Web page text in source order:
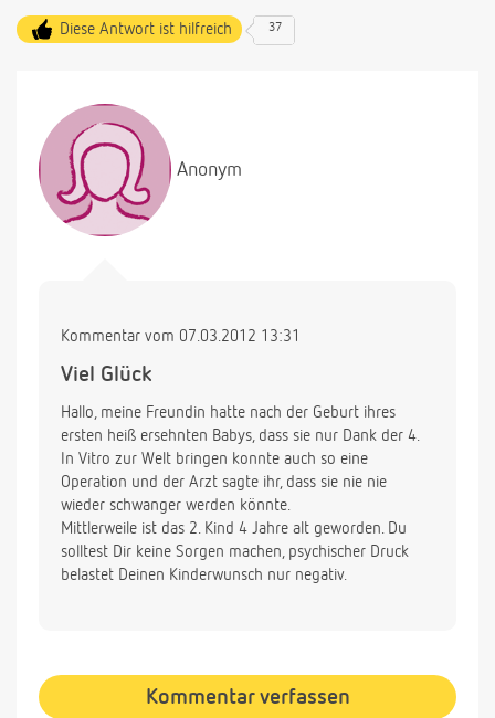
Diese Antwort ist hilfreich 37
Anonym
Kommentar vom 07.03.2012 13:31
Viel Glück
Hallo, meine Freundin hatte nach der Geburt ihres
ersten heiß ersehnten Babys, dass sie nur Dank der 4.
In Vitro zur Welt bringen konnte auch so eine
Operation und der Arzt sagte ihr, dass sie nie nie
wieder schwanger werden könnte.
Mittlerweile ist das 2. Kind 4 Jahre alt geworden. Du
solltest Dir keine Sorgen machen, psychischer Druck
belastet Deinen Kinderwunsch nur negativ.
Kommentar verfassen